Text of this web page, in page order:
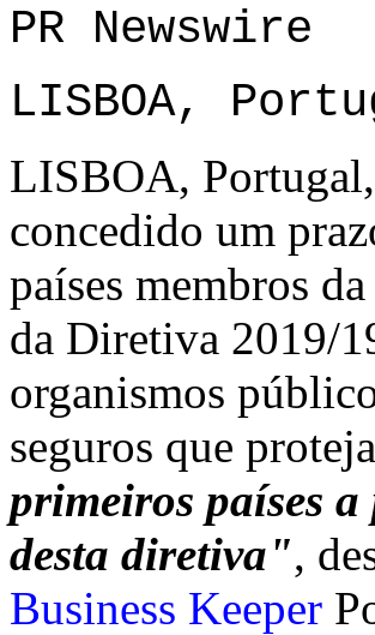
PR Newswire
LISBOA,
LISBOA,
concedido um
países membros
da Diretiva 2019/
organismos
seguros que
primeiros países
desta diretiva",
Business Keeper